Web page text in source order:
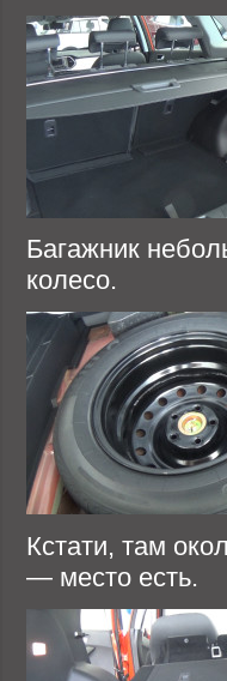
Багажник
колесо.
Кстати, там
— место есть.